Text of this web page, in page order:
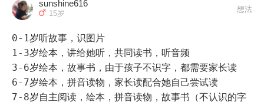
假才开始正儿八经的让她看raz🙃，因为娃是9月后的，
顺便用这一年好好学下英语。也借此帖，请教一下各位宝
爸宝妈英语的学习方法。
sunshine616
15岁 想法
0-1岁听故事，识图片
1-3岁绘本，讲给她听，共同读书，听音频
3-6岁绘本，故事书，由于孩子不识字，都需要家长读
6-7岁绘本，拼音读物，家长读配合她自己尝试读
7-8岁自主阅读，绘本，拼音读物，故事书（不认识的字